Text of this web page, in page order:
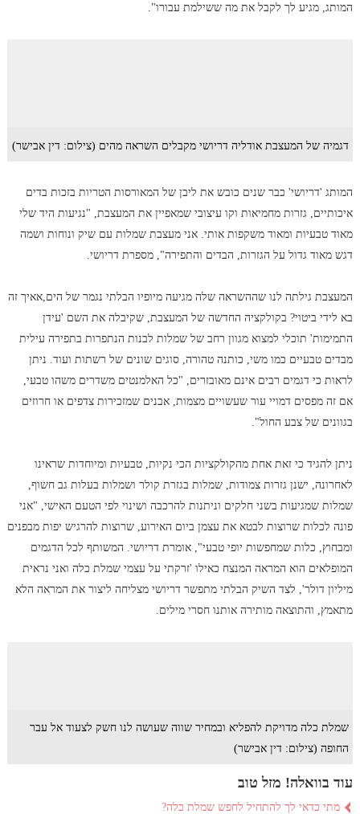
המותג, מגיע לך לקבל את מה ששילמת עבורו".
דגמיה של המעצבת אודליה דריושי מקבלים השראה מהים (צילום: דין אבישר)
המותג 'דריושי' כבר שנים כובש את ליבן של המאורסות הטריות בזכות בדים
איכותיים, גזרות מחמיאות וקו עיצובי שמאפיין את המעצבת, "נגיעות היד שלי
מאוד טבעיות ומאוד משקפות אותי. אני מעצבת שמלות עם שיק ונוחות ושמה
דגש מאוד גדול על הגזרות, הבדים והתפירה", מספרת דריושי.
המעצבת גילתה לנו שההשראה שלה מגיעה מיופיו הבלתי נגמר של הים,אאיך זה
בא לידי ביטוי? בקולקציה החדשה של המעצבת, שקיבלה את השם 'עידן
התמימות' תוכלי למצוא מגוון רחב של שמלות לבנות הנתפרות בתפירה עילית
מבדים טבעיים כמו משי, כותנה טהורה, סוגים שונים של רשתות ועוד. ניתן
לראות כי דגמים רבים אינם מאובזרים, "כל האלמנטים משדרים משהו טבעי,
אם זה מפסים דמויי עור שעשויים מצמות, אבנים שמזכירות צדפים או חרוזים
בגוונים של צבע החול".
ניתן להגיד כי זאת אחת מהקולקציות הכי נקיות, טבעיות ומיוחדות שראינו
לאחרונה, ישנן גזרות צמודות, שמלות בגזרת קולר ושמלות בעלות גב חשוף,
שמלות שמגיעות בשני חלקים וניתנות להרכבה ושינוי לפי הטעם האישי, "אני
פונה לכלות שרוצות לבטא את עצמן ביום האירוע, שרוצות להרגיש יפות מבפנים
ומבחוץ, כלות שמחפשות יופי טבעי", אומרת דריושי. המשותף לכל הדגמים
המופלאים הוא המראה המנצח כאילו 'זרקתי על עצמי שמלת כלה ואני נראית
מיליון דולר', לצד השיק הבלתי מתפשר דריושי מצליחה ליצור את המראה הלא
מתאמץ, והתוצאה מותירה אותנו חסרי מילים.
שמלת כלה מדויקת להפליא ובמחיר שווה שעושה לנו חשק לצעוד אל עבר
החופה (צילום: דין אבישר)
עוד בוואלה! מזל טוב
מתי כדאי לך להתחיל לחפש שמלת כלה?